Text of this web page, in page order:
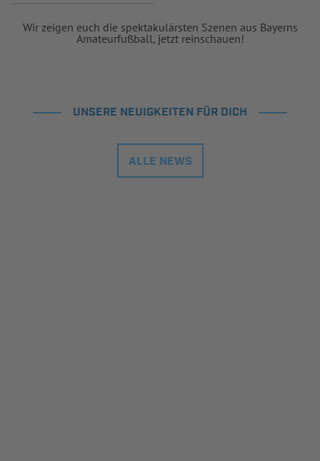
Wir zeigen euch die spektakulärsten Szenen aus Bayerns
Amateurfußball, jetzt reinschauen!
UNSERE NEUIGKEITEN FÜR DICH
ALLE NEWS